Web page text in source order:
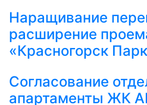
Наращивание
расширение
«Красногорск
Согласование
апартаменты ЖК